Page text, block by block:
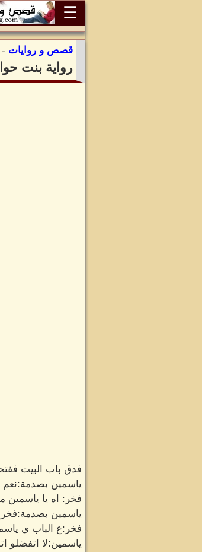
☰
قصص و روايات -
رواية بنت
فدق باب البيت
ياسمين
فخر: اه يا
ياسمين بصدمة:فخر
فخر:ع الباب ي
ياسمين:لا اتفضلو